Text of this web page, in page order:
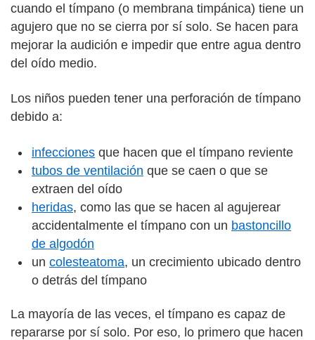
cuando el tímpano (o membrana timpánica) tiene un
agujero que no se cierra por sí solo. Se hacen para
mejorar la audición e impedir que entre agua dentro
del oído medio.
Los niños pueden tener una perforación de tímpano
debido a:
infecciones que hacen que el tímpano reviente
tubos de ventilación que se caen o que se
extraen del oído
heridas, como las que se hacen al agujerear
accidentalmente el tímpano con un bastoncillo
de algodón
un colesteatoma, un crecimiento ubicado dentro
o detrás del tímpano
La mayoría de las veces, el tímpano es capaz de
repararse por sí solo. Por eso, lo primero que hacen